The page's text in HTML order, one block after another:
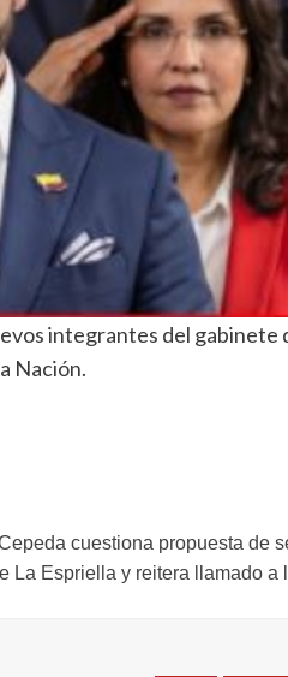
integrantes del gabinete
Nación.
cuestiona propuesta de
La Espriella y reitera llamado